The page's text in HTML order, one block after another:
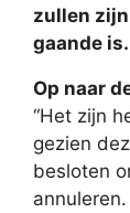
zullen
gaande is.
Op naar
“Het zijn
gezien
besloten